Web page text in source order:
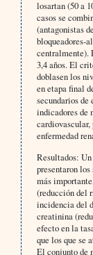
losartan (50 a
casos se
(antagonistas
bloqueadores-
centralmente).
3,4 años. El
doblasen los
en etapa final
secundarios
indicadores de
enfermedad
Resultados:
presentaron
más
(reducción del
incidencia del
creatinina
efecto en la
que los que se
El conjunto de